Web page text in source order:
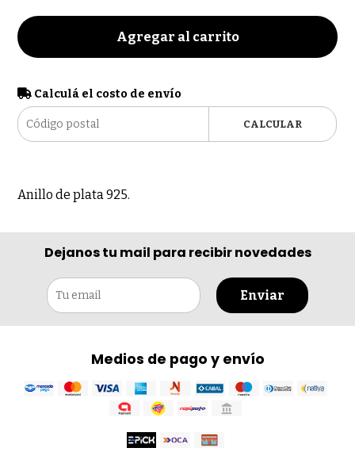
Agregar al carrito
Calculá el costo de envío
CALCULAR
Anillo de plata 925.
Dejanos tu mail para recibir novedades
Enviar
Medios de pago y envío